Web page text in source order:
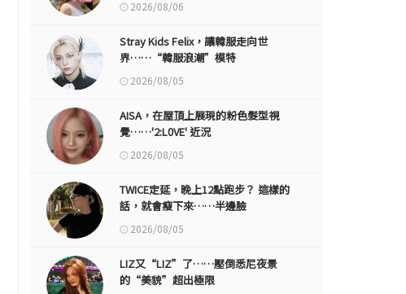
2026/08/06
Stray Kids Felix，讓韓服走向世
界……“韓服浪潮”模特
2026/08/05
AISA，在屋頂上展現的粉色髮型視
覺……'2:L0VE' 近況
2026/08/05
TWICE定延，晚上12點跑步？ 這樣的
話，就會瘦下來……半邊臉
2026/08/05
LIZ又“LIZ”了……壓倒悉尼夜景
的“美貌”超出極限